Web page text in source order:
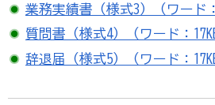
業務実績書（様式3）（ワード：
質問書（様式4）（ワード：
辞退届（様式5）（ワード：